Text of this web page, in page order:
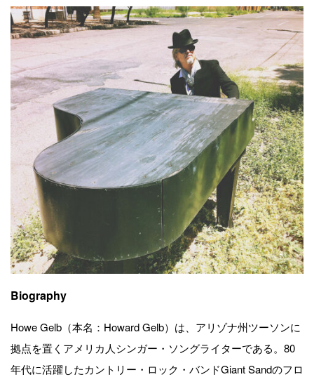
Biography
Howe Gelb（本名：Howard Gelb）は、アリゾナ州ツーソンに
拠点を置くアメリカ人シンガー・ソングライターである。80
年代に活躍したカントリー・ロック・バンドGiant Sandのフロ